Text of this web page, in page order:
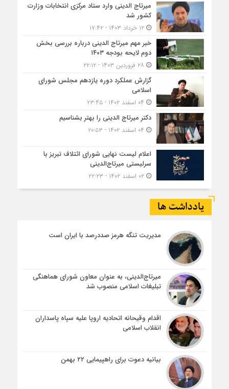
میرتاج الدینی وارد ستاد مرکزی انتخابات وزارت
کشور شد
۱۲ خرداد ۱۴۰۳ - ۱۷:۴۲
خبر مهم میرتاج الدینی درباره بررسی بخش
دوم لایحه بودجه ۱۴۰۳
گزارش عملکرد دوره یازدهم مجلس شورای
اسلامی
دکتر میرتاج الدینی را بهتر بشناسیم
اعلام لیست نهایی شورای ائتلاف تبریز با
سرلیستی میرتاج‌الدینی
۰۲ اسفند ۱۴۰۲ - ۲۲:۲۳
یادداشت ها
مدیریت تنگه هرمز صددرصد با ایران است
میرتاج‌الدینی، به عنوان معاون شورای هماهنگی
تبلیغات اسلامی منصوب شد
اقدام وقیحانه اتحادیه اروپا علیه سپاه پاسداران
انقلاب اسلامی
بیانیه دعوت برای راهپیمایی ۲۲ بهمن